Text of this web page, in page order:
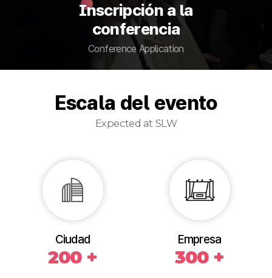
Inscripción a la
conferencia
Conference Application
Escala del evento
Expected at SLW
Ciudad
200 +
Empresa
300 +